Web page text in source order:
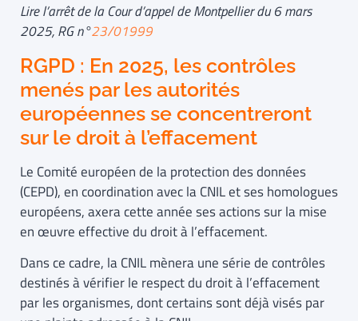
Lire l’arrêt de la Cour d’appel de Montpellier du 6 mars
2025, RG n°23/01999
RGPD : En 2025, les contrôles
menés par les autorités
européennes se concentreront
sur le droit à l’effacement
Le Comité européen de la protection des données
(CEPD), en coordination avec la CNIL et ses homologues
européens, axera cette année ses actions sur la mise
en œuvre effective du droit à l’effacement.
Dans ce cadre, la CNIL mènera une série de contrôles
destinés à vérifier le respect du droit à l’effacement
par les organismes, dont certains sont déjà visés par